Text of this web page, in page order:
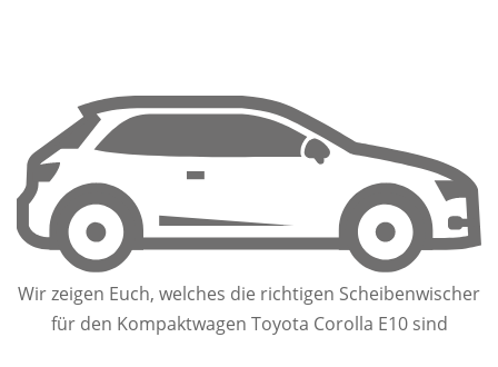
Wir zeigen Euch, welches die richtigen Scheibenwischer
für den Kompaktwagen Toyota Corolla E10 sind